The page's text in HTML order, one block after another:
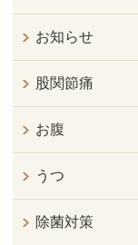
お知らせ
股関節痛
お腹
うつ
除菌対策